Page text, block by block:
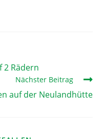
2 Rädern
Nächster Beitrag
auf der Neulandhütte